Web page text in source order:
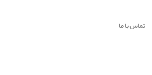
تماس با ما